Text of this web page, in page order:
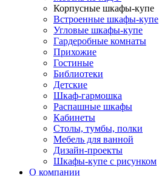
Корпусные шкафы-купе
Встроенные шкафы-купе
Угловые шкафы-купе
Гардеробные комнаты
Прихожие
Гостиные
Библиотеки
Детские
Шкаф-гармошка
Распашные шкафы
Кабинеты
Столы, тумбы, полки
Мебель для ванной
Дизайн-проекты
Шкафы-купе с рисунком
О компании